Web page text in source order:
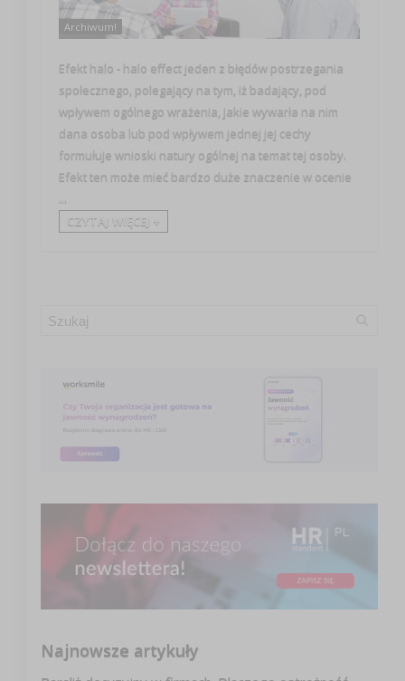
Archiwum!
Efekt halo - halo effect jeden z błędów postrzegania
społecznego, polegający na tym, iż badający, pod
wpływem ogólnego wrażenia, jakie wywarła na nim
dana osoba lub pod wpływem jednej jej cechy
formułuje wnioski natury ogólnej na temat tej osoby.
Efekt ten może mieć bardzo duże znaczenie w ocenie
...
CZYTAJ WIĘCEJ +
Najnowsze artykuły